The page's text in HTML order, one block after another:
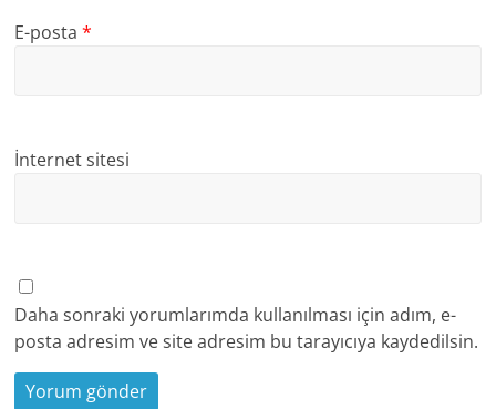
E-posta*
İnternet sitesi
Daha sonraki yorumlarımda kullanılması için adım, e-
posta adresim ve site adresim bu tarayıcıya kaydedilsin.